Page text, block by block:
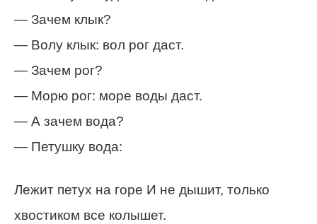
— Зачем клык?
— Волу клык: вол рог даст.
— Зачем рог?
— Морю рог: море воды даст.
— А зачем вода?
— Петушку вода:
Лежит петух на горе И не дышит, только
хвостиком все колышет.